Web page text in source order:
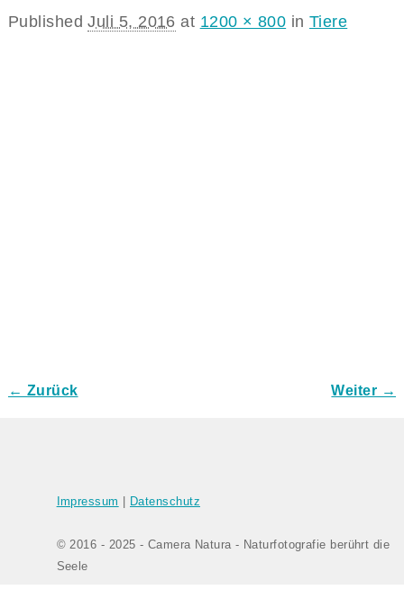
PublishedJuli 5, 2016 at 1200 × 800 in Tiere
← Zurück Weiter →
Impressum Datenschutz
© 2016 - 2025 - Camera Natura - Naturfotografie berührt die
Seele